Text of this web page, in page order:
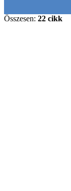
Összesen: 22 cikk